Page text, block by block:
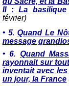
II : La basilique
février)
• 5. Quand Le
message
• 6. Quand
rayonnait sur
inventait avec
un jour, la France